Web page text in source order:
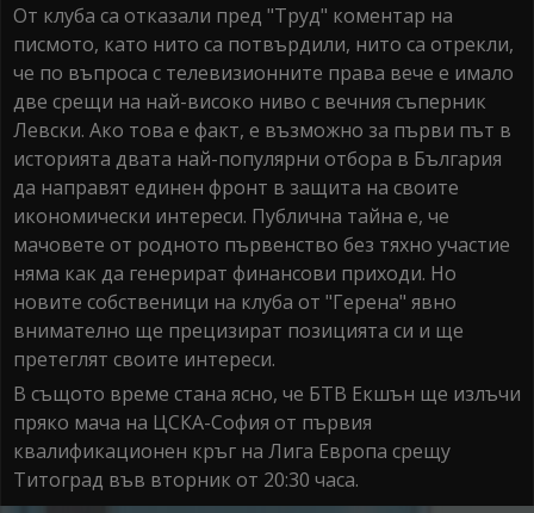
От клуба са отказали пред "Труд" коментар на
писмото, като нито са потвърдили, нито са отрекли,
че по въпроса с телевизионните права вече е имало
две срещи на най-високо ниво с вечния съперник
Левски. Ако това е факт, е възможно за първи път в
историята двата най-популярни отбора в България
да направят единен фронт в защита на своите
икономически интереси. Публична тайна е, че
мачовете от родното първенство без тяхно участие
няма как да генерират финансови приходи. Но
новите собственици на клуба от "Герена" явно
внимателно ще прецизират позицията си и ще
претеглят своите интереси.
В същото време стана ясно, че БТВ Екшън ще излъчи
пряко мача на ЦСКА-София от първия
квалификационен кръг на Лига Европа срещу
Титоград във вторник от 20:30 часа.